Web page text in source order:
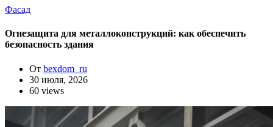
Фасад
Огнезащита для металлоконструкций: как обеспечить
безопасность здания
От bexdom_ru
30 июля, 2026
60 views